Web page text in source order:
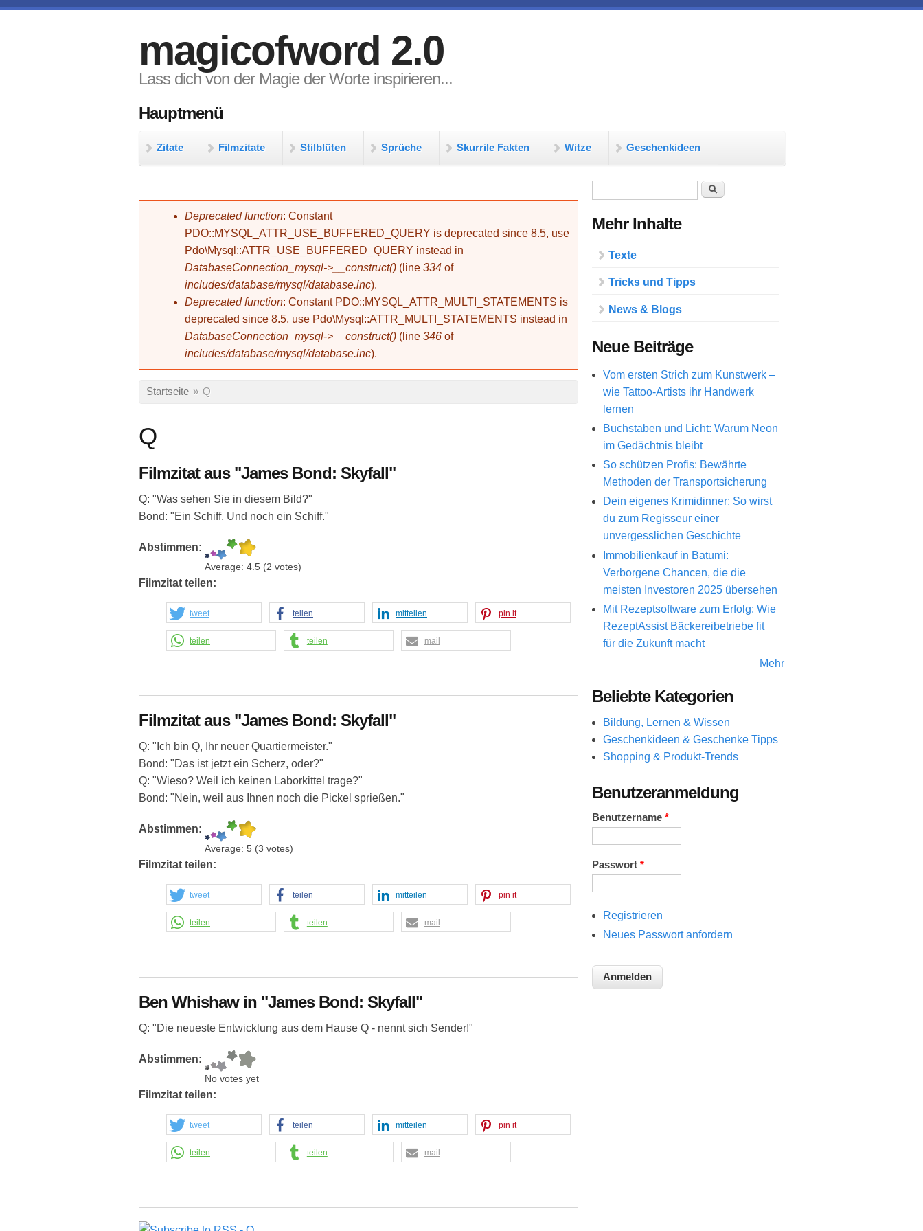
magicofword 2.0
Lass dich von der Magie der Worte inspirieren...
Hauptmenü
Zitate Filmzitate Stilblüten Sprüche Skurrile Fakten Witze Geschenkideen
Fehlermeldung
Deprecated function: Constant
PDO::MYSQL_ATTR_USE_BUFFERED_QUERY is deprecated since 8.5, use
Pdo\Mysql::ATTR_USE_BUFFERED_QUERY instead in
DatabaseConnection_mysql->__construct() (line 334 of
includes/database/mysql/database.inc).
Deprecated function: Constant PDO::MYSQL_ATTR_MULTI_STATEMENTS is
deprecated since 8.5, use Pdo\Mysql::ATTR_MULTI_STATEMENTS instead in
DatabaseConnection_mysql->__construct() (line 346 of
includes/database/mysql/database.inc).
Sie sind hier
Startseite » Q
Q
Filmzitat aus "James Bond: Skyfall"
Q: "Was sehen Sie in diesem Bild?"
Bond: "Ein Schiff. Und noch ein Schiff."
Abstimmen:
Average: 4.5 (2 votes)
Filmzitat teilen:
tweet teilen mitteilen pin it
teilen teilen mail
Filmzitat aus "James Bond: Skyfall"
Q: "Ich bin Q, Ihr neuer Quartiermeister."
Bond: "Das ist jetzt ein Scherz, oder?"
Q: "Wieso? Weil ich keinen Laborkittel trage?"
Bond: "Nein, weil aus Ihnen noch die Pickel sprießen."
Abstimmen:
Average: 5 (3 votes)
Filmzitat teilen:
tweet teilen mitteilen pin it
teilen teilen mail
Ben Whishaw in "James Bond: Skyfall"
Q: "Die neueste Entwicklung aus dem Hause Q - nennt sich Sender!"
Abstimmen:
No votes yet
Filmzitat teilen:
tweet teilen mitteilen pin it
teilen teilen mail
Suche
Mehr Inhalte
Texte
Tricks und Tipps
News & Blogs
Neue Beiträge
Vom ersten Strich zum Kunstwerk –
wie Tattoo-Artists ihr Handwerk
lernen
Buchstaben und Licht: Warum Neon
im Gedächtnis bleibt
So schützen Profis: Bewährte
Methoden der Transportsicherung
Dein eigenes Krimidinner: So wirst
du zum Regisseur einer
unvergesslichen Geschichte
Immobilienkauf in Batumi:
Verborgene Chancen, die die
meisten Investoren 2025 übersehen
Mit Rezeptsoftware zum Erfolg: Wie
RezeptAssist Bäckereibetriebe fit
für die Zukunft macht
Mehr
Beliebte Kategorien
Bildung, Lernen & Wissen
Geschenkideen & Geschenke Tipps
Shopping & Produkt-Trends
Benutzeranmeldung
Benutzername *
Passwort *
Registrieren
Neues Passwort anfordern